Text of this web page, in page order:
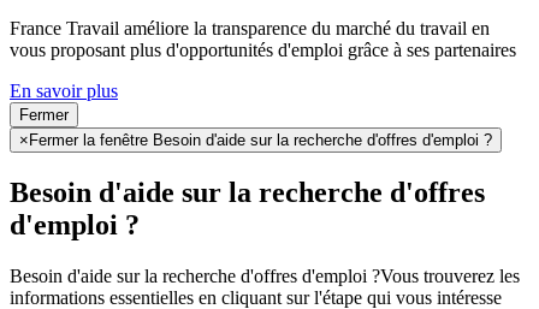
France Travail améliore la transparence du marché du travail en
vous proposant plus d'opportunités d'emploi grâce à ses partenaires
En savoir plus
Fermer
× Fermer la fenêtre Besoin d'aide sur la recherche d'offres d'emploi ?
Besoin d'aide sur la recherche d'offres
d'emploi ?
Besoin d'aide sur la recherche d'offres d'emploi ?Vous trouverez les
informations essentielles en cliquant sur l'étape qui vous intéresse